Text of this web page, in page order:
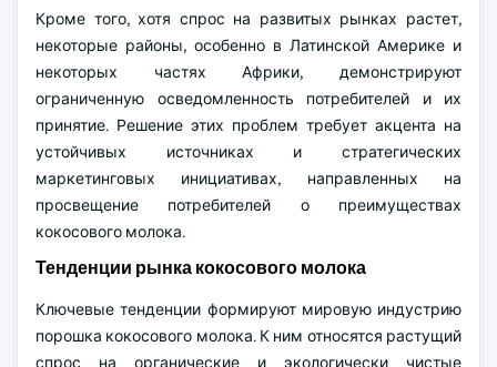
Кроме того, хотя спрос на развитых рынках растет,
некоторые районы, особенно в Латинской Америке и
некоторых частях Африки, демонстрируют
ограниченную осведомленность потребителей и их
принятие. Решение этих проблем требует акцента на
устойчивых источниках и стратегических
маркетинговых инициативах, направленных на
просвещение потребителей о преимуществах
кокосового молока.
Тенденции рынка кокосового молока
Ключевые тенденции формируют мировую индустрию
порошка кокосового молока. К ним относятся растущий
спрос на органические и экологически чистые